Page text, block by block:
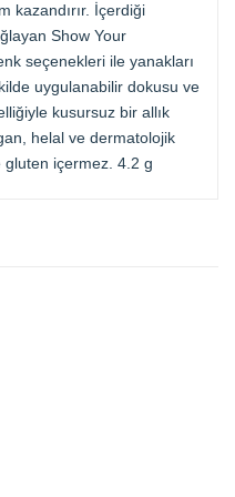
kazandırır. İçerdiği
Show Your
seçenekleri ile yanakları
uygulanabilir dokusu ve
kusursuz bir allık
helal ve dermatolojik
içermez. 4.2 g